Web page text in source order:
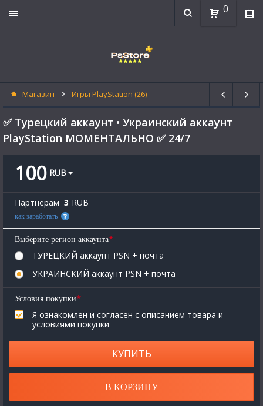
0
Магазин Игры PlayStation (26)
✅ Турецкий аккаунт • Украинский аккаунт
PlayStation МОМЕНТАЛЬНО ✅ 24/7
100 RUB
Партнерам 3 RUB
как заработать
Выберите регион аккаунта*
ТУРЕЦКИЙ аккаунт PSN + почта
УКРАИНСКИЙ аккаунт PSN + почта
Условия покупки*
Я ознакомлен и согласен с описанием товара и
условиями покупки
КУПИТЬ
В КОРЗИНУ